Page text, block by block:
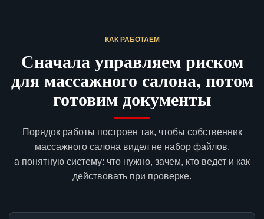
КАК РАБОТАЕМ
Сначала управляем риском
для массажного салона, потом
готовим документы
Порядок работы построен так, чтобы собственник
массажного салона видел не набор файлов,
а понятную систему: что нужно, зачем, кто ведет и как
действовать при проверке.